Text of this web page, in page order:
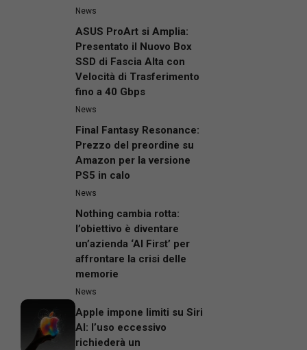
News
ASUS ProArt si Amplia:
Presentato il Nuovo Box
SSD di Fascia Alta con
Velocità di Trasferimento
fino a 40 Gbps
News
Final Fantasy Resonance:
Prezzo del preordine su
Amazon per la versione
PS5 in calo
News
Nothing cambia rotta:
l’obiettivo è diventare
un’azienda ‘AI First’ per
affrontare la crisi delle
memorie
News
Apple impone limiti su Siri
AI: l’uso eccessivo
richiederà un